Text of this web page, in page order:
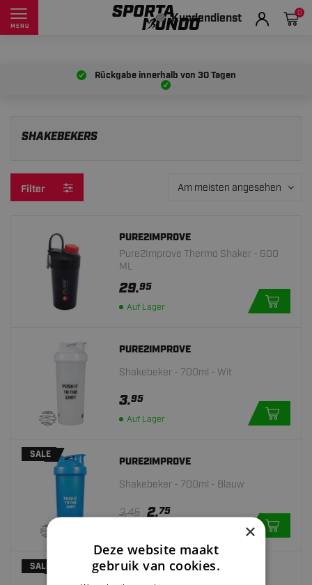
MENU Kundendienst 0
Rückgabe innerhalb von 30 Tagen
SHAKEBEKERS
Filter Am meisten angesehen
PURE2IMPROVE
Pure2Improve Thermo Shaker - 600
ML
29.95
Auf Lager
PURE2IMPROVE
Shakebeker - 700ml - Wit
3.95
Auf Lager
SALE
PURE2IMPROVE
Shakebeker - 700ml - Blauw
3,45 2.75
SALE
PURE2IMPROVE
×
Deze website maakt
gebruik van cookies.